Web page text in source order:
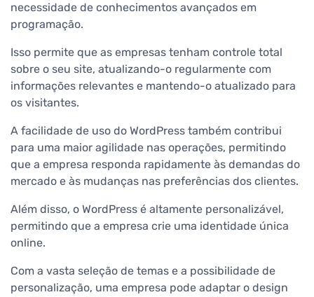
necessidade de conhecimentos avançados em
programação.
Isso permite que as empresas tenham controle total
sobre o seu site, atualizando-o regularmente com
informações relevantes e mantendo-o atualizado para
os visitantes.
A facilidade de uso do WordPress também contribui
para uma maior agilidade nas operações, permitindo
que a empresa responda rapidamente às demandas do
mercado e às mudanças nas preferências dos clientes.
Além disso, o WordPress é altamente personalizável,
permitindo que a empresa crie uma identidade única
online.
Com a vasta seleção de temas e a possibilidade de
personalização, uma empresa pode adaptar o design